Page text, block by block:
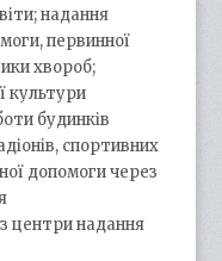
надання
первинної
хвороб;
культури
будинків
спортивних
допомоги через
центри надання